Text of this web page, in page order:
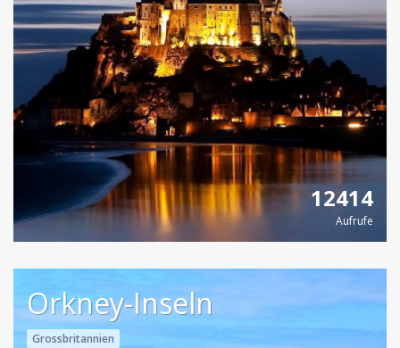
12414
Aufrufe
Orkney-Inseln
Grossbritannien